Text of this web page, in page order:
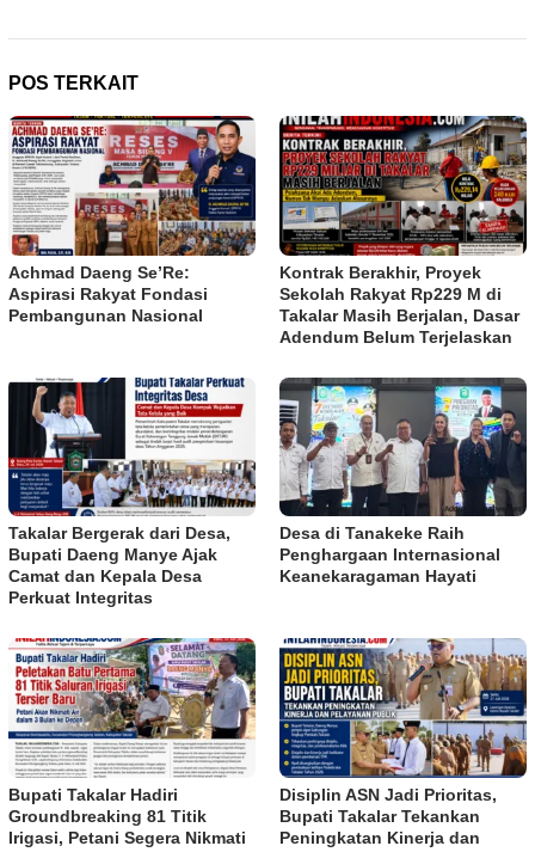
POS TERKAIT
Achmad Daeng Se’Re:
Aspirasi Rakyat Fondasi
Pembangunan Nasional
Kontrak Berakhir, Proyek
Sekolah Rakyat Rp229 M di
Takalar Masih Berjalan, Dasar
Adendum Belum Terjelaskan
Takalar Bergerak dari Desa,
Bupati Daeng Manye Ajak
Camat dan Kepala Desa
Perkuat Integritas
Desa di Tanakeke Raih
Penghargaan Internasional
Keanekaragaman Hayati
Bupati Takalar Hadiri
Groundbreaking 81 Titik
Irigasi, Petani Segera Nikmati
Disiplin ASN Jadi Prioritas,
Bupati Takalar Tekankan
Peningkatan Kinerja dan